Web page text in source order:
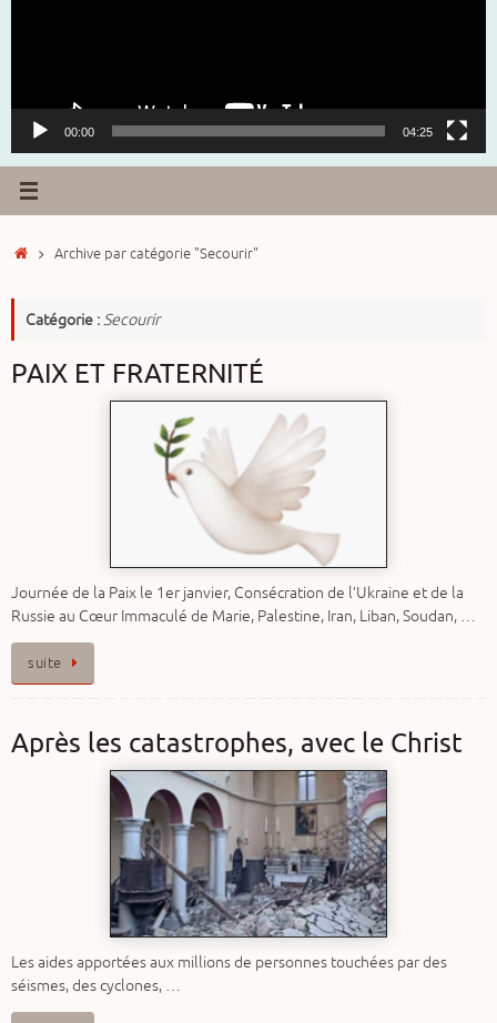
00:00 04:25
AccueilArchive par catégorie "Secourir"
Catégorie :Secourir
PAIX ET FRATERNITÉ
Journée de la Paix le 1er janvier, Consécration de l’Ukraine et de la
Russie au Cœur Immaculé de Marie, Palestine, Iran, Liban, Soudan, …
suite
Après les catastrophes, avec le Christ
Les aides apportées aux millions de personnes touchées par des
séismes, des cyclones, …